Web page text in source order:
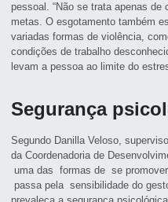
pessoal. “Não se trata apenas
metas. O esgotamento também
variadas formas de violência,
condições de trabalho
levam a pessoa ao limite do
Segurança
Segundo Danilla Veloso,
da Coordenadoria de
uma das formas de se
passa pela sensibilidade do